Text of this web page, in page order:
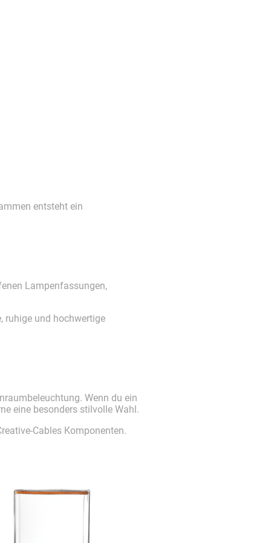
entsteht ein
Lampenfassungen,
ruhige und hochwertige
Wenn du ein
eine besonders stilvolle Wahl.
Cables Komponenten.